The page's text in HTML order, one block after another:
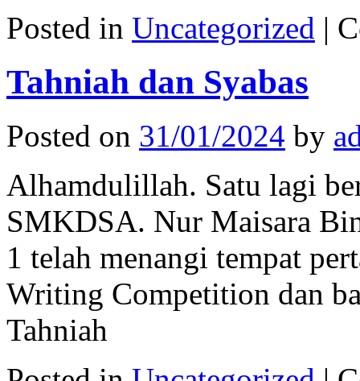
Posted in Uncategorized |
Tahniah dan Syabas
Posted on 31/01/2024 by
Alhamdulillah. Satu lagi
SMKDSA. Nur Maisara
1 telah menangi tempat
Writing Competition dan
Tahniah